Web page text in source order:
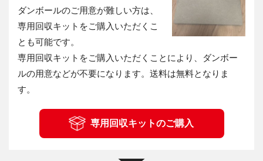
ダンボールのご用意が難しい方は、
専用回収キットをご購入いただくこ
とも可能です。
専用回収キットをご購入いただくことにより、ダンボー
ルの用意などが不要になります。送料は無料となりま
す。
専用回収キットのご購入